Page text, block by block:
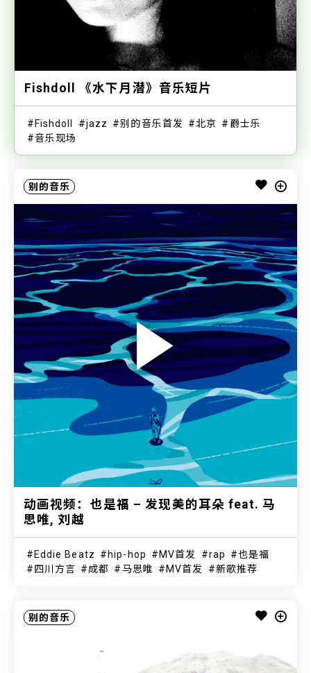
Fishdoll 《水下月潜》音乐短片
Fishdoll jazz 别的音乐首发 北京
爵士乐
音乐现场
别的音乐
动画视频：也是福 – 发现美的耳朵 feat. 马
思唯, 刘越
Eddie Beatz hip-hop MV首发 rap
也是福
四川方言
成都 马思唯 MV首发 新歌推荐
别的音乐